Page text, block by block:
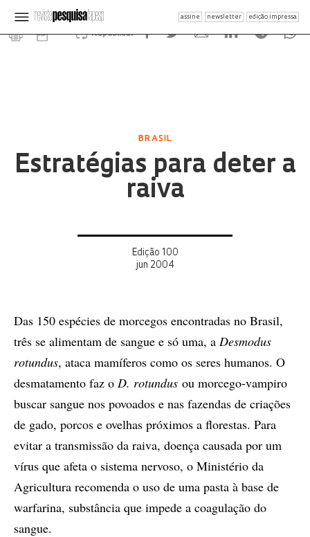
assine newsletter edição impressa
Republicar
BRASIL
Estratégias para deter a
raiva
Edição 100
jun 2004
Das 150 espécies de morcegos encontradas no Brasil,
três se alimentam de sangue e só uma, a Desmodus
rotundus, ataca mamíferos como os seres humanos. O
desmatamento faz o D. rotundus ou morcego-vampiro
buscar sangue nos povoados e nas fazendas de criações
de gado, porcos e ovelhas próximos a florestas. Para
evitar a transmissão da raiva, doença causada por um
vírus que afeta o sistema nervoso, o Ministério da
Agricultura recomenda o uso de uma pasta à base de
warfarina, substância que impede a coagulação do
sangue.